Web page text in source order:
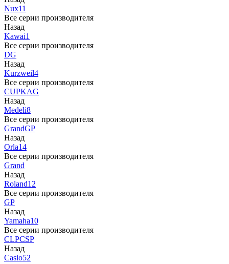
Nux11
Все серии производителя
Назад
Kawai1
Все серии производителя
DG
Назад
Kurzweil4
Все серии производителя
CUPKAG
Назад
Medeli8
Все серии производителя
GrandGP
Назад
Orla14
Все серии производителя
Grand
Назад
Roland12
Все серии производителя
GP
Назад
Yamaha10
Все серии производителя
CLPCSP
Назад
Casio52